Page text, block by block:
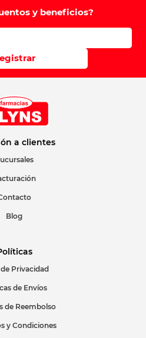
y beneficios?
a clientes
Blog
Privacidad
de Envíos
de Reembolso
y Condiciones